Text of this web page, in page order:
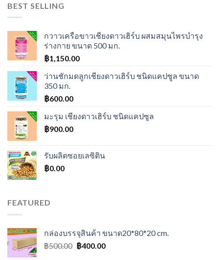
BEST SELLING
กวาวเครือขาวเชียงดาวเฮิร์บ ผสมสมุนไพรบำรุง
ร่างกาย ขนาด 500 มก.
฿1,150.00
ว่านชักมดลูกเชียงดาวเฮิร์บ ชนิดแคปซูล ขนาด
350 มก.
฿600.00
มะรุม เชียงดาวเฮิร์บ ชนิดแคปซูล
฿900.00
รับผลิตซอยเลซิติน
฿0.00
FEATURED
กล่องบรรจุสินค้า ขนาด20*80*20 cm.
฿500.00 Original
฿400.00Current